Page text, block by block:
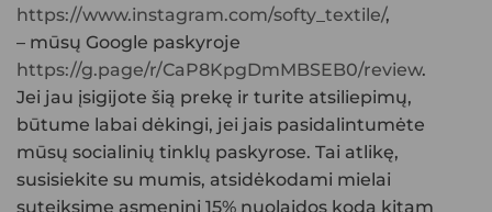
https://www.instagram.com/softy_textile/,
– mūsų Google paskyroje
https://g.page/r/CaP8KpgDmMBSEB0/review.
Jei jau įsigijote šią prekę ir turite atsiliepimų,
būtume labai dėkingi, jei jais pasidalintumėte
mūsų socialinių tinklų paskyrose. Tai atlikę,
susisiekite su mumis, atsidėkodami mielai
suteiksime asmeninį 15% nuolaidos kodą kitam